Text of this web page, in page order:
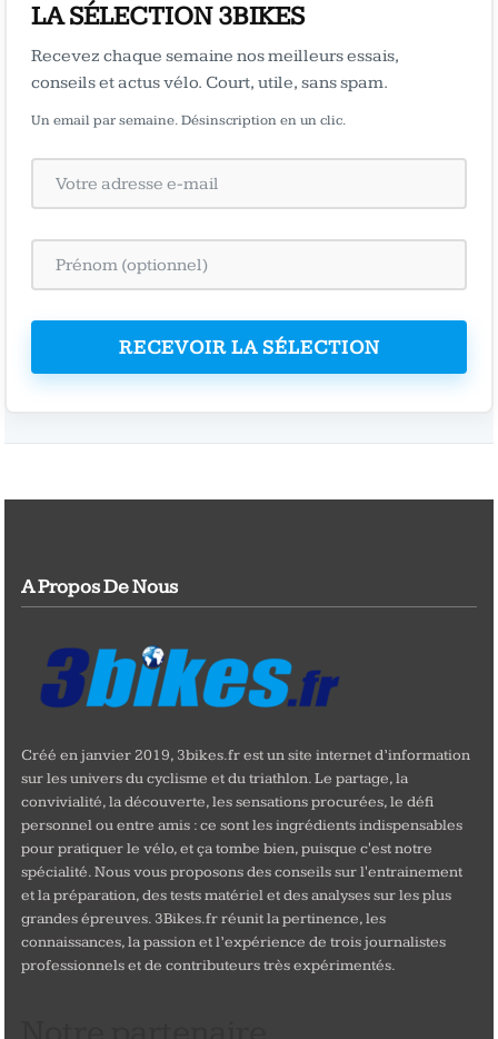
LA SÉLECTION 3BIKES
Recevez chaque semaine nos meilleurs essais,
conseils et actus vélo. Court, utile, sans spam.
Un email par semaine. Désinscription en un clic.
RECEVOIR LA SÉLECTION
A Propos De Nous
Créé en janvier 2019, 3bikes.fr est un site internet d’information
sur les univers du cyclisme et du triathlon. Le partage, la
convivialité, la découverte, les sensations procurées, le défi
personnel ou entre amis : ce sont les ingrédients indispensables
pour pratiquer le vélo, et ça tombe bien, puisque c'est notre
spécialité. Nous vous proposons des conseils sur l'entrainement
et la préparation, des tests matériel et des analyses sur les plus
grandes épreuves. 3Bikes.fr réunit la pertinence, les
connaissances, la passion et l’expérience de trois journalistes
professionnels et de contributeurs très expérimentés.